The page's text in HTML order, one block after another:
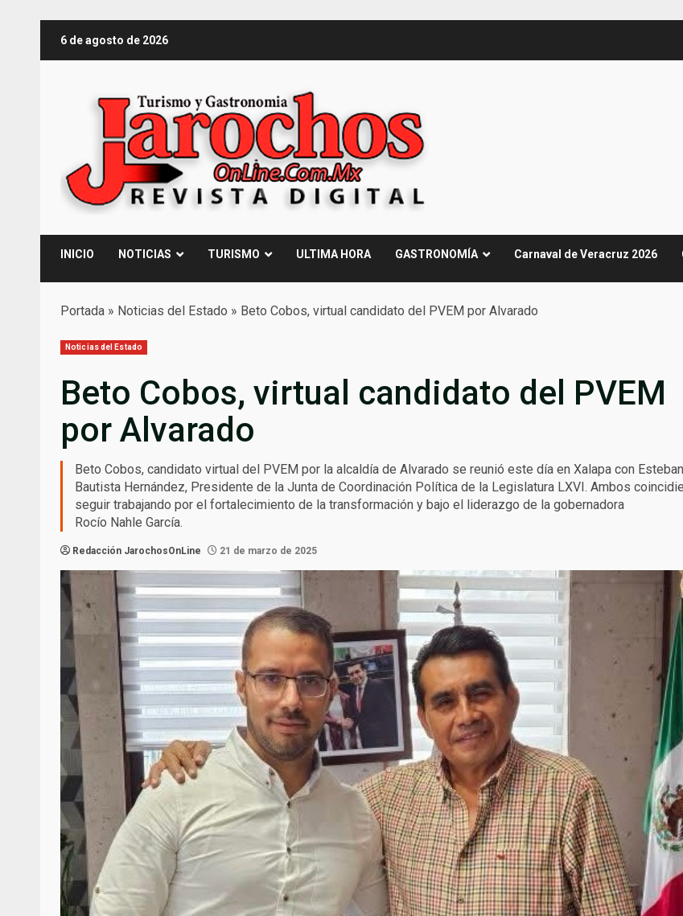
contenido
6 de agosto de 2026
INICIO NOTICIAS TURISMO ULTIMA HORA GASTRONOMÍA Carnaval de Veracruz 2026
Portada » Noticias del Estado » Beto Cobos, virtual candidato del PVEM por Alvarado
Noticias del Estado
Beto Cobos, virtual candidato del PVEM
por Alvarado
Beto Cobos, candidato virtual del PVEM por la alcaldía de Alvarado se reunió este día en Xalapa con Esteban
Bautista Hernández, Presidente de la Junta de Coordinación Política de la Legislatura LXVI. Ambos
seguir trabajando por el fortalecimiento de la transformación y bajo el liderazgo de la gobernadora
Rocío Nahle García.
Redacción JarochosOnLine 21 de marzo de 2025